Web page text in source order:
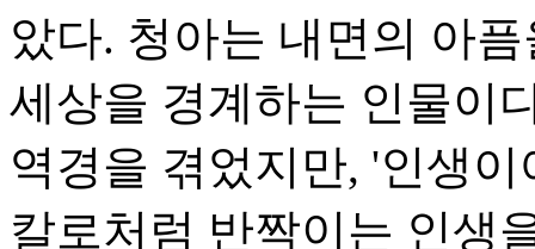
았다. 청아는 내면의 아
세상을 경계하는 인물이
역경을 겪었지만, '인생
칼로처럼 반짝이는 인생